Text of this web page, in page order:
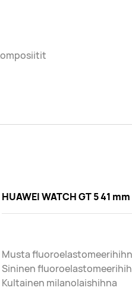
HUAWEI WATCH GT 5 41 mm
Musta
Sininen
Kultainen milanolaishihna